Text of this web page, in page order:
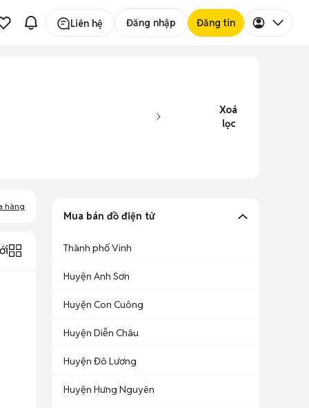
Liên hệ Đăng nhập Đăng tin
Xoá
lọc
hàng
Mua bán đồ điện tử
Thành phố Vinh
Huyện Anh Sơn
Huyện Con Cuông
Huyện Diễn Châu
Huyện Đô Lương
Huyện Hưng Nguyên